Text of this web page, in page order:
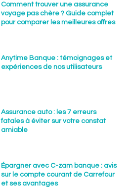
Comment trouver une assurance
voyage pas chère ? Guide complet
pour comparer les meilleures offres
Anytime Banque : témoignages et
expériences de nos utilisateurs
Assurance auto : les 7 erreurs
fatales à éviter sur votre constat
amiable
Épargner avec C-zam banque : avis
sur le compte courant de Carrefour
et ses avantages